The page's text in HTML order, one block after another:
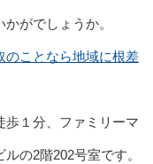
がでしょうか。
のことなら地域に根差
歩１分、ファミリーマ
の2階202号室です。